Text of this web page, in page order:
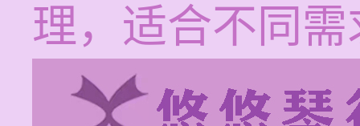
理，适合不同